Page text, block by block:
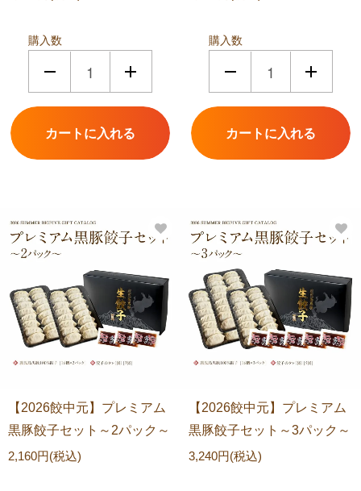
購入数 購入数
【2026餃中元】プレミアム
黒豚餃子セット～2パック～
2,160円(税込)
【2026餃中元】プレミアム
黒豚餃子セット～3パック～
3,240円(税込)